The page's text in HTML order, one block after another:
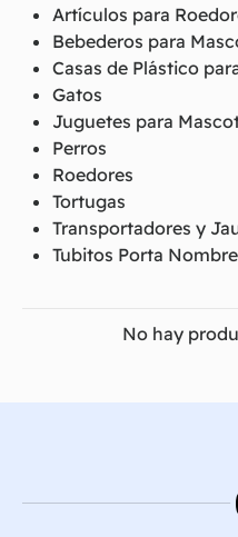
Artículos para
Bebederos para
Casas de Plástico
Gatos
Juguetes para
Perros
Roedores
Tortugas
Transportadores y
Tubitos Porta Nombre
No hay